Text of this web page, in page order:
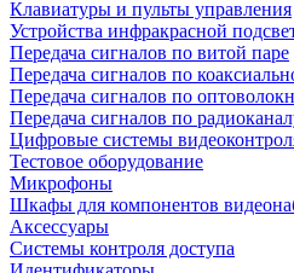
Клавиатуры и пульты управления
Устройства инфракрасной
Передача сигналов по витой паре
Передача сигналов по
Передача сигналов по
Передача сигналов по
Цифровые системы
Тестовое оборудование
Микрофоны
Шкафы для компонентов
Аксессуары
Системы контроля доступа